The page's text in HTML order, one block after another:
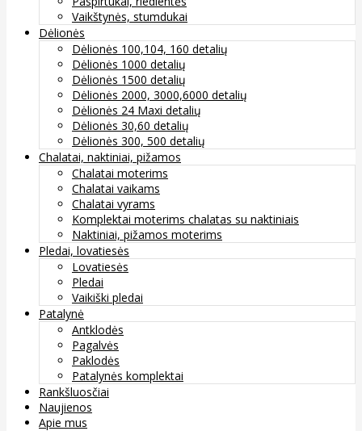
Vaikštynės, stumdukai
Dėlionės
Dėlionės 100,104, 160 detalių
Dėlionės 1000 detalių
Dėlionės 1500 detalių
Dėlionės 2000, 3000,6000 detalių
Dėlionės 24 Maxi detalių
Dėlionės 30,60 detalių
Dėlionės 300, 500 detalių
Chalatai, naktiniai, pižamos
Chalatai moterims
Chalatai vaikams
Chalatai vyrams
Komplektai moterims chalatas su naktiniais
Naktiniai, pižamos moterims
Pledai, lovatiesės
Lovatiesės
Pledai
Vaikiški pledai
Patalynė
Antklodės
Pagalvės
Paklodės
Patalynės komplektai
Rankšluosčiai
Naujienos
Apie mus